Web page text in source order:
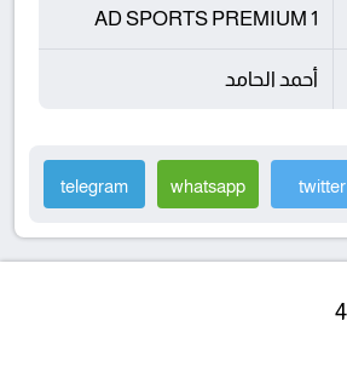
AD SPORTS PREMIUM 1
أحمد الحامد
twitter
whatsapp
telegram